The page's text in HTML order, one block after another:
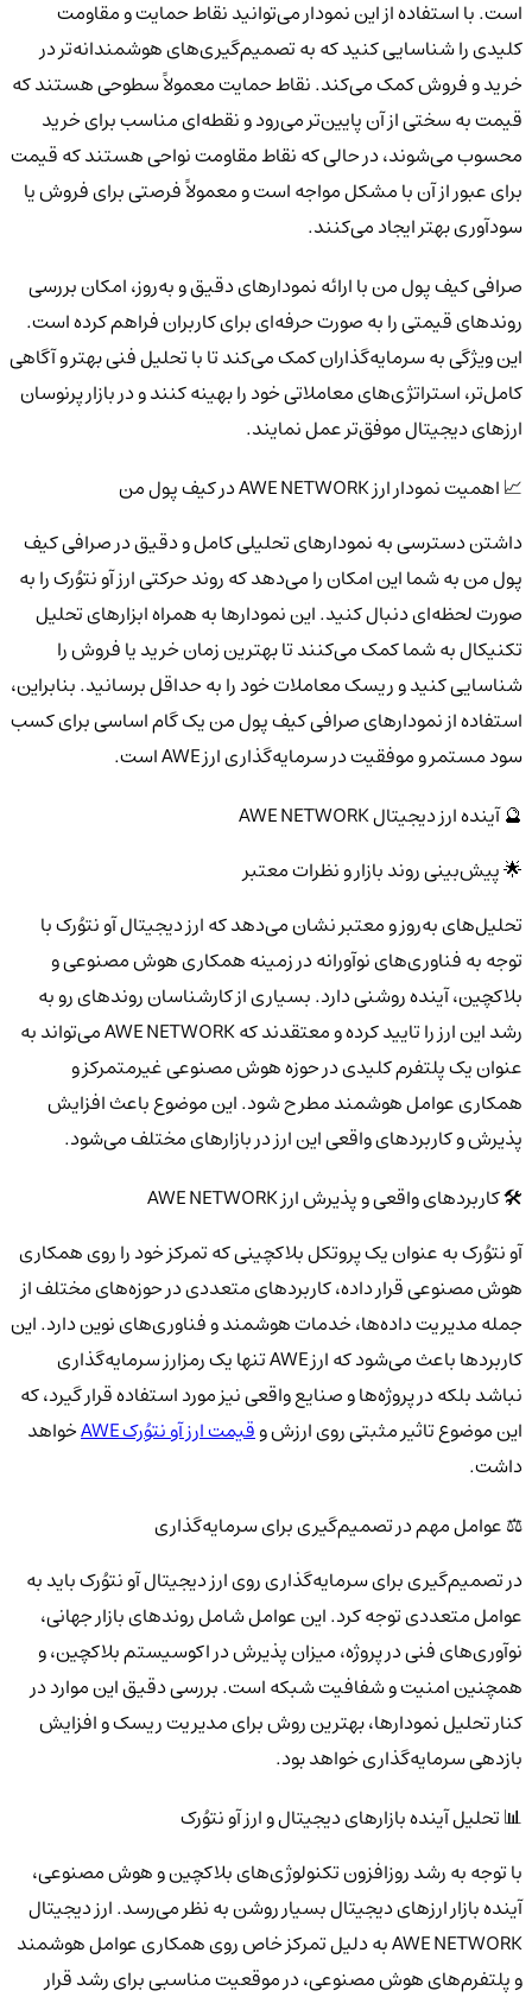
است. با استفاده از این نمودار می‌توانید نقاط حمایت و مقاومت
کلیدی را شناسایی کنید که به تصمیم‌گیری‌های هوشمندانه‌تر در
خرید و فروش کمک می‌کند. نقاط حمایت معمولاً سطوحی هستند که
قیمت به سختی از آن پایین‌تر می‌رود و نقطه‌ای مناسب برای خرید
محسوب می‌شوند، در حالی که نقاط مقاومت نواحی هستند که قیمت
برای عبور از آن با مشکل مواجه است و معمولاً فرصتی برای فروش یا
سودآوری بهتر ایجاد می‌کنند.
صرافی کیف پول من با ارائه نمودارهای دقیق و به‌روز، امکان بررسی
روندهای قیمتی را به صورت حرفه‌ای برای کاربران فراهم کرده است.
این ویژگی به سرمایه‌گذاران کمک می‌کند تا با تحلیل فنی بهتر و آگاهی
کامل‌تر، استراتژی‌های معاملاتی خود را بهینه کنند و در بازار پرنوسان
ارزهای دیجیتال موفق‌تر عمل نمایند.
📈 اهمیت نمودار ارز AWE NETWORK در کیف پول من
داشتن دسترسی به نمودارهای تحلیلی کامل و دقیق در صرافی کیف
پول من به شما این امکان را می‌دهد که روند حرکتی ارز آو نتوُرک را به
صورت لحظه‌ای دنبال کنید. این نمودارها به همراه ابزارهای تحلیل
تکنیکال به شما کمک می‌کنند تا بهترین زمان خرید یا فروش را
شناسایی کنید و ریسک معاملات خود را به حداقل برسانید. بنابراین،
استفاده از نمودارهای صرافی کیف پول من یک گام اساسی برای کسب
سود مستمر و موفقیت در سرمایه‌گذاری ارز AWE است.
🔮 آینده ارز دیجیتال AWE NETWORK
🌟 پیش‌بینی روند بازار و نظرات معتبر
تحلیل‌های به‌روز و معتبر نشان می‌دهد که ارز دیجیتال آو نتوُرک با
توجه به فناوری‌های نوآورانه در زمینه همکاری هوش مصنوعی و
بلاکچین، آینده روشنی دارد. بسیاری از کارشناسان روندهای رو به
رشد این ارز را تایید کرده و معتقدند که AWE NETWORK می‌تواند به
عنوان یک پلتفرم کلیدی در حوزه هوش مصنوعی غیرمتمرکز و
همکاری عوامل هوشمند مطرح شود. این موضوع باعث افزایش
پذیرش و کاربردهای واقعی این ارز در بازارهای مختلف می‌شود.
🛠️ کاربردهای واقعی و پذیرش ارز AWE NETWORK
آو نتوُرک به عنوان یک پروتکل بلاکچینی که تمرکز خود را روی همکاری
هوش مصنوعی قرار داده، کاربردهای متعددی در حوزه‌های مختلف از
جمله مدیریت داده‌ها، خدمات هوشمند و فناوری‌های نوین دارد. این
کاربردها باعث می‌شود که ارز AWE تنها یک رمزارز سرمایه‌گذاری
نباشد بلکه در پروژه‌ها و صنایع واقعی نیز مورد استفاده قرار گیرد، که
این موضوع تاثیر مثبتی روی ارزش وقیمت ارز آو نتوُرک AWE
خواهد
داشت.
⚖️ عوامل مهم در تصمیم‌گیری برای سرمایه‌گذاری
در تصمیم‌گیری برای سرمایه‌گذاری روی ارز دیجیتال آو نتوُرک باید به
عوامل متعددی توجه کرد. این عوامل شامل روندهای بازار جهانی،
نوآوری‌های فنی در پروژه، میزان پذیرش در اکوسیستم بلاکچین، و
همچنین امنیت و شفافیت شبکه است. بررسی دقیق این موارد در
کنار تحلیل نمودارها، بهترین روش برای مدیریت ریسک و افزایش
بازدهی سرمایه‌گذاری خواهد بود.
📊 تحلیل آینده بازارهای دیجیتال و ارز آو نتوُرک
با توجه به رشد روزافزون تکنولوژی‌های بلاکچین و هوش مصنوعی،
آینده بازار ارزهای دیجیتال بسیار روشن به نظر می‌رسد. ارز دیجیتال
AWE NETWORK به دلیل تمرکز خاص روی همکاری عوامل هوشمند
و پلتفرم‌های هوش مصنوعی، در موقعیت مناسبی برای رشد قرار